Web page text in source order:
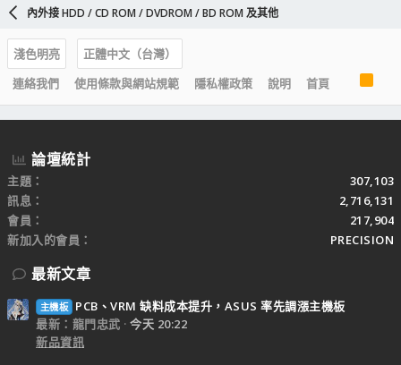
內外接 HDD / CD ROM / DVDROM / BD ROM 及其他
淺色明亮
正體中文（台灣）
連絡我們
使用條款與網站規範 隱私權政策 說明 首頁
S
論壇統計
主題
307,103
訊息
2,716,131
會員
217,904
新加入的會員
PRECISION
最新文章
主機板
PCB、VRM 缺料成本提升，ASUS 率先調漲主機板
最新：龍門忠武
今天 20:22
新品資訊